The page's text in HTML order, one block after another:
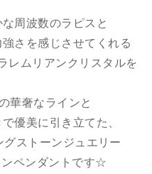
周波数のラピスと
さを感じさせてくれる
レムリアンクリスタルを
華奢なラインと
優美に引き立てた、
ストーンジュエリー
ンペンダントです☆